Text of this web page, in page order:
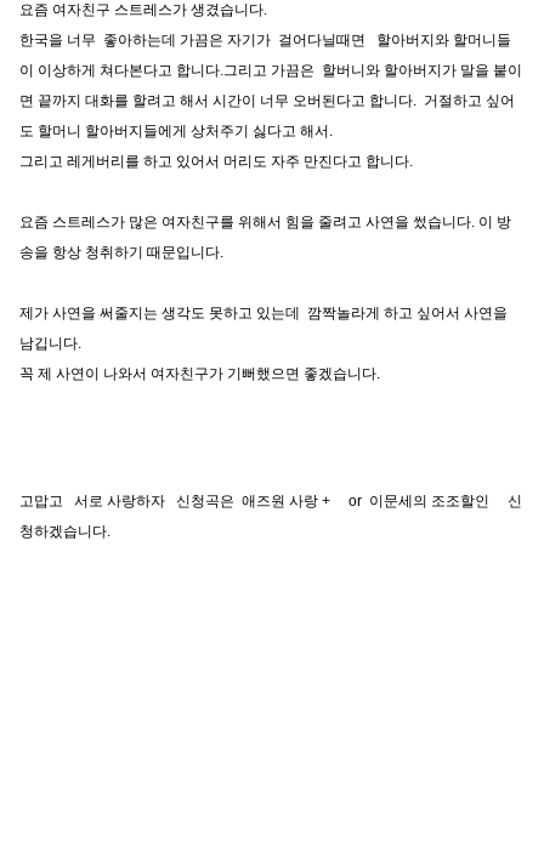
요즘 여자친구 스트레스가 생겼습니다.
한국을 너무 좋아하는데 가끔은 자기가 걸어다닐때면 할아버지와 할머니들
이 이상하게 쳐다본다고 합니다.그리고 가끔은 할버니와 할아버지가 말을 붙이
면 끝까지 대화를 할려고 해서 시간이 너무 오버된다고 합니다. 거절하고 싶어
도 할머니 할아버지들에게 상처주기 싫다고 해서.
그리고 레게버리를 하고 있어서 머리도 자주 만진다고 합니다.
요즘 스트레스가 많은 여자친구를 위해서 힘을 줄려고 사연을 썼습니다. 이 방
송을 항상 청취하기 때문입니다.
제가 사연을 써줄지는 생각도 못하고 있는데 깜짝놀라게 하고 싶어서 사연을
남깁니다.
꼭 제 사연이 나와서 여자친구가 기뻐했으면 좋겠습니다.
고맙고 서로 사랑하자 신청곡은 애즈원 사랑 + or 이문세의 조조할인 신
청하겠습니다.